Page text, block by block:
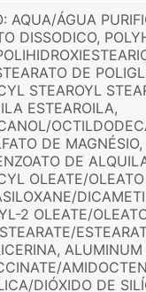
AQUA/ÁGUA
DISSODICO,
DE
STEAROYL
ESTEAROILA,
DE
DE
OLEATE/
2 OLEATE/
DIÓXIDO DE